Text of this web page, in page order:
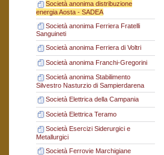
Società anonima distribuzione
energia Aosta - SADEA
Società anonima Ferriera Fratelli
Sanguineti
Società anonima Ferriera di Voltri
Società anonima Franchi-Gregorini
Società anonima Stabilimento
Silvestro Nasturzio di Sampierdarena
Società Elettrica della Campania
Società Elettrica Teramo
Società Esercizi Siderurgici e
Metallurgici
Società Ferrovie Marchigiane